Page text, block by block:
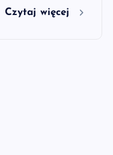
Czytaj więcej